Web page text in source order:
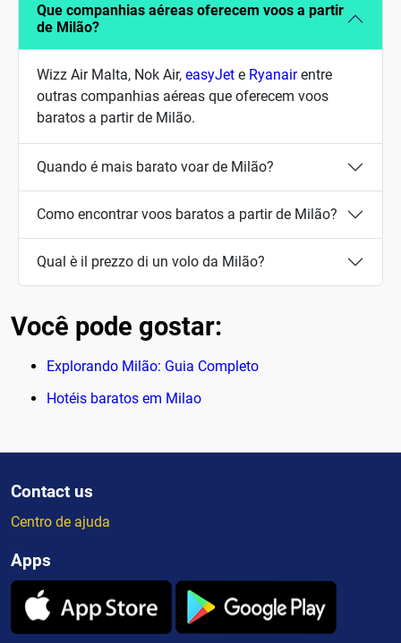
Que companhias aéreas oferecem voos a partir
de Milão?
Wizz Air Malta, Nok Air, easyJet e Ryanairentre
outras companhias aéreas que oferecem voos
baratos a partir de Milão.
Quando é mais barato voar de Milão?
Como encontrar voos baratos a partir de Milão?
Qual è il prezzo di un volo da Milão?
Você pode gostar:
Explorando Milão: Guia Completo
Hotéis baratos em Milao
Contact us
Centro de ajuda
Apps